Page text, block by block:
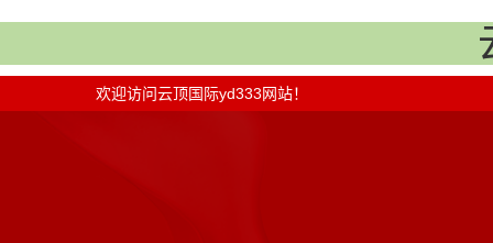
欢迎访问云顶国际yd333网站！